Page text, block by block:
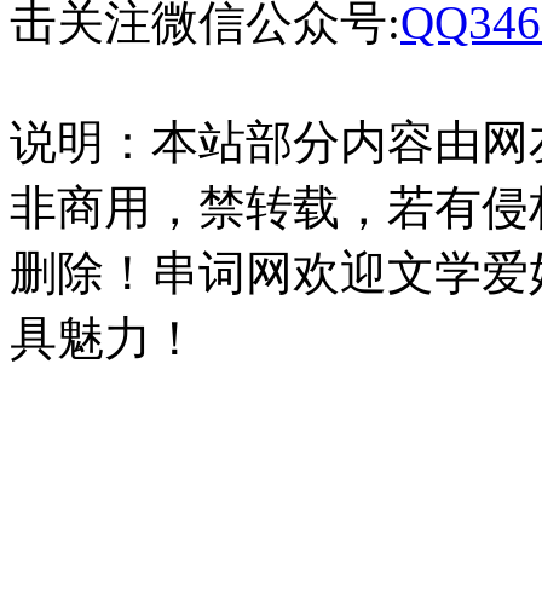
击关注微信公众号:
说明：本站部分内容由
非商用，禁转载，若有
删除！串词网欢迎文学
具魅力！